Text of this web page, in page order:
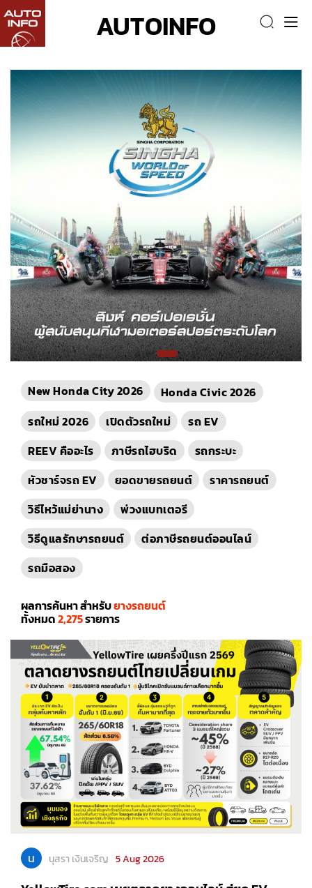
AUTOINFO
New Honda City 2026
Honda Civic 2026
รถใหม่ 2026
เปิดตัวรถใหม่
รถ EV
REEV คืออะไร
ภาษีรถไฮบริด
รถกระบะ
หัวชาร์จรถ EV
ยอดขายรถยนต์
ราคารถยนต์
วิธีไหว้แม่ย่านาง
พ่วงแบทเตอรี
วิธีดูแลรักษารถยนต์
ต่อภาษีรถยนต์ออนไลน์
รถมือสอง
ผลการค้นหา สำหรับยางรถยนต์
ทั้งหมด2,275รายการ
น นุสรา เงินเจริญ 5 Aug 2026